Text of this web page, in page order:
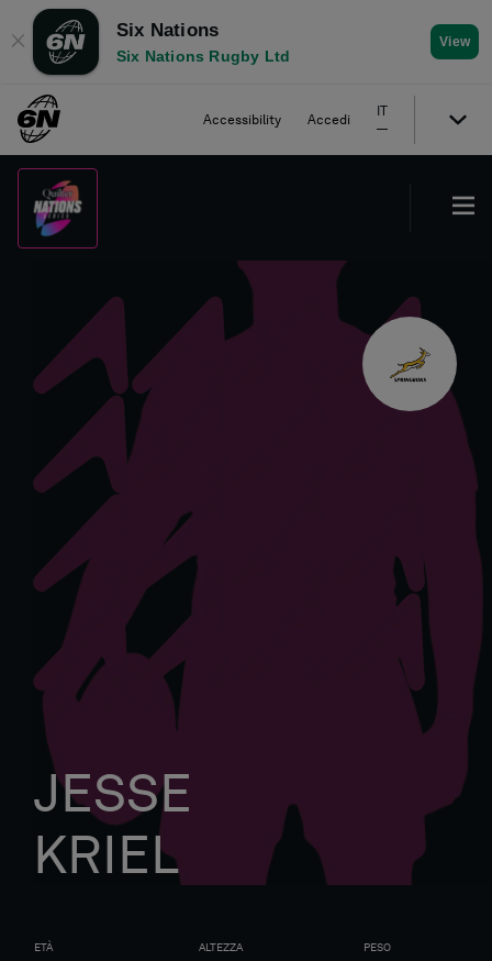
✕
Six Nations
Six Nations Rugby Ltd
View
Accessibility Accedi
IT
JESSE
KRIEL
ETÀ ALTEZZA PESO